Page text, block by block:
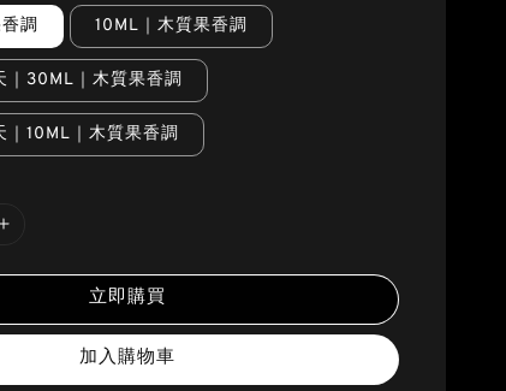
調 10ML｜木質果香調
｜30ML｜木質果香調
｜10ML｜木質果香調
立即購買
加入購物車